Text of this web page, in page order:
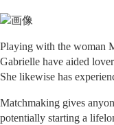
Playing with the woman
Gabrielle have aided
She likewise has
Matchmaking gives
potentially starting a